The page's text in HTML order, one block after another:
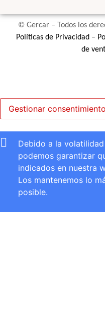
© Gercar – Todos los
Políticas de Privacidad –
de
Gestionar consentimiento
Debido a la
podemos garantizar
indicados en nuestra
Los mantenemos lo
posible.